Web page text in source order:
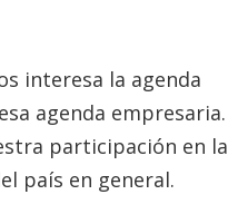
interesa la agenda
agenda empresaria.
participación en la
país en general.